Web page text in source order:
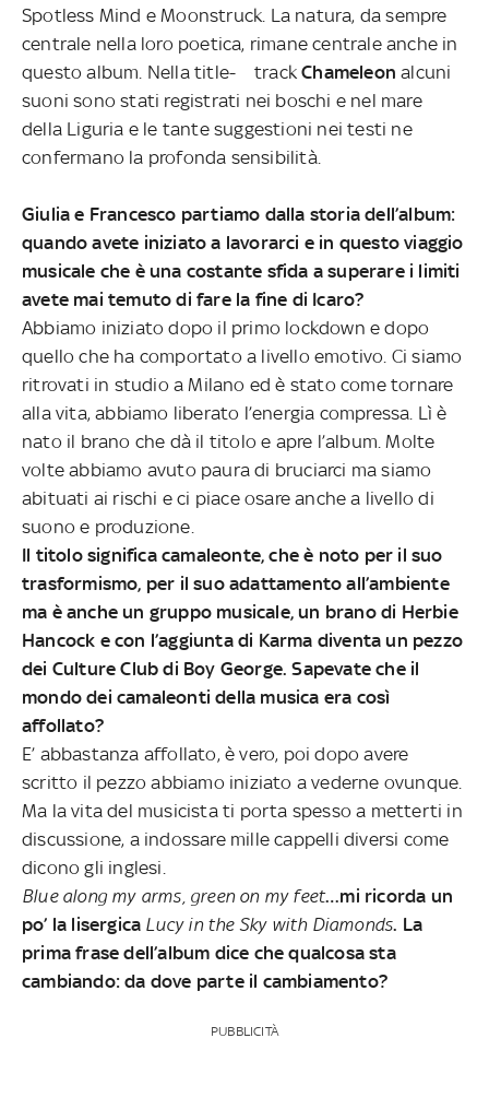
Spotless Mind eMoonstruck. La natura, da sempre
centrale nella loro poetica, rimane centrale anche in
questo album. Nella title- trackChameleon alcuni
suoni sono stati registrati nei boschi e nel mare
della Liguria e le tante suggestioni nei testi ne
confermano la profonda sensibilità.
Giulia e Francesco partiamo dalla storia dell’album:
quando avete iniziato a lavorarci e in questo viaggio
musicale che è una costante sfida a superare i limiti
avete mai temuto di fare la fine di Icaro?
Abbiamo iniziato dopo il primo lockdown e dopo
quello che ha comportato a livello emotivo. Ci siamo
ritrovati in studio a Milano ed è stato come tornare
alla vita, abbiamo liberato l’energia compressa. Lì è
nato il brano che dà il titolo e apre l’album. Molte
volte abbiamo avuto paura di bruciarci ma siamo
abituati ai rischi e ci piace osare anche a livello di
suono e produzione.
Il titolo significa camaleonte, che è noto per il suo
trasformismo, per il suo adattamento all’ambiente
ma è anche un gruppo musicale, un brano di Herbie
Hancock e con l’aggiunta di Karma diventa un pezzo
dei Culture Club di Boy George. Sapevate che il
mondo dei camaleonti della musica era così
affollato?
E’ abbastanza affollato, è vero, poi dopo avere
scritto il pezzo abbiamo iniziato a vederne ovunque.
Ma la vita del musicista ti porta spesso a metterti in
discussione, a indossare mille cappelli diversi come
dicono gli inglesi.
Blue along my arms, green on my feet…mi ricorda un
po’ la lisergica Lucy in the Sky with Diamonds. La
prima frase dell’album dice che qualcosa sta
cambiando: da dove parte il cambiamento?
PUBBLICITÀ